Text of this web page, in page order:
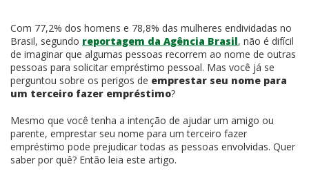
Com 77,2% dos homens e 78,8% das mulheres endividadas no
Brasil, segundo reportagem da Agência Brasil, não é difícil
de imaginar que algumas pessoas recorrem ao nome de outras
pessoas para solicitar empréstimo pessoal. Mas você já se
perguntou sobre os perigos de emprestar seu nome para
um terceiro fazer empréstimo?
Mesmo que você tenha a intenção de ajudar um amigo ou
parente, emprestar seu nome para um terceiro fazer
empréstimo pode prejudicar todas as pessoas envolvidas. Quer
saber por quê? Então leia este artigo.